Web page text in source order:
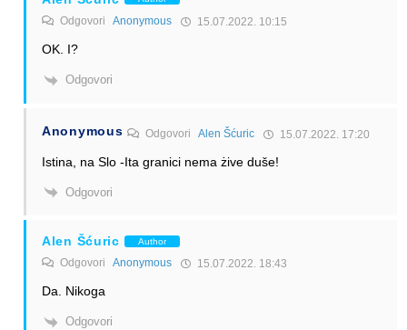
Odgovori Anonymous 15.07.2022. 10:15
OK. I?
Odgovori
Anonymous OdgovoriAlen Šćuric 15.07.2022. 17:20
Istina, na Slo -Ita granici nema żive duše!
Odgovori
Alen Šćuric Author
Odgovori Anonymous 15.07.2022. 18:43
Da. Nikoga
Odgovori